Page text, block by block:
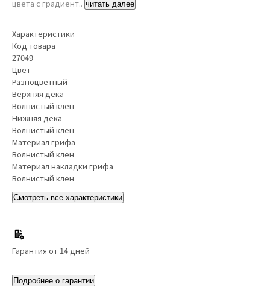
цвета с градиент.. читать далее
Характеристики
Код товара
27049
Цвет
Разноцветный
Верхняя дека
Волнистый клен
Нижняя дека
Волнистый клен
Материал грифа
Волнистый клен
Материал накладки грифа
Волнистый клен
Смотреть все характеристики
Гарантия от 14 дней
Подробнее о гарантии